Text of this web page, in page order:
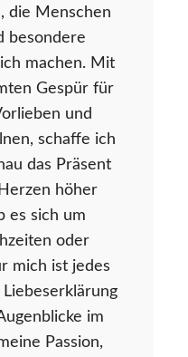
die Menschen
besondere
machen. Mit
Gespür für
und
schaffe ich
das Präsent
höher
es sich um
oder
mich ist jedes
im
Passion,